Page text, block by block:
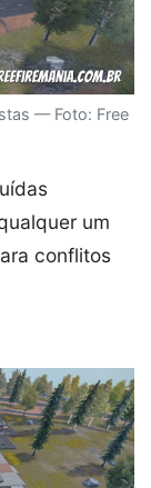
— Foto: Free
um
conflitos